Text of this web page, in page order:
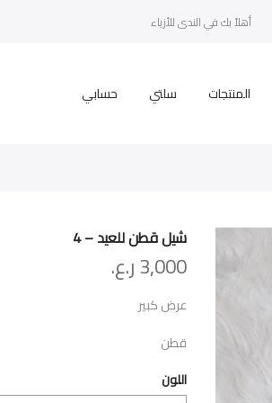
أهلاً بك في الندى للأزياء
المنتجات سلتي حسابي
شيل قطن للعيد – 4
3,000ر.ع.
عرض كبير
قطن
اللون